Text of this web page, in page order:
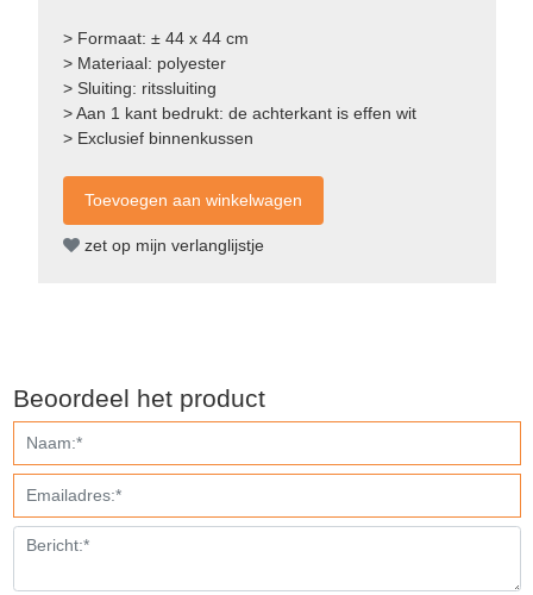
> Formaat: ± 44 x 44 cm
> Materiaal: polyester
> Sluiting: ritssluiting
> Aan 1 kant bedrukt: de achterkant is effen wit
> Exclusief binnenkussen
zet op mijn verlanglijstje
Beoordeel het product